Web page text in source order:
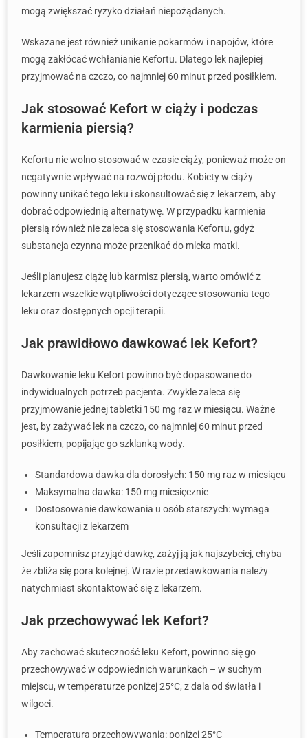
mogą zwiększać ryzyko działań niepożądanych.
Wskazane jest również unikanie pokarmów i napojów, które
mogą zakłócać wchłanianie Kefortu. Dlatego lek najlepiej
przyjmować na czczo, co najmniej 60 minut przed posiłkiem.
Jak stosować Kefort w ciąży i podczas
karmienia piersią?
Kefortu nie wolno stosować w czasie ciąży, ponieważ może on
negatywnie wpływać na rozwój płodu. Kobiety w ciąży
powinny unikać tego leku i skonsultować się z lekarzem, aby
dobrać odpowiednią alternatywę. W przypadku karmienia
piersią również nie zaleca się stosowania Kefortu, gdyż
substancja czynna może przenikać do mleka matki.
Jeśli planujesz ciążę lub karmisz piersią, warto omówić z
lekarzem wszelkie wątpliwości dotyczące stosowania tego
leku oraz dostępnych opcji terapii.
Jak prawidłowo dawkować lek Kefort?
Dawkowanie leku Kefort powinno być dopasowane do
indywidualnych potrzeb pacjenta. Zwykle zaleca się
przyjmowanie jednej tabletki 150 mg raz w miesiącu. Ważne
jest, by zażywać lek na czczo, co najmniej 60 minut przed
posiłkiem, popijając go szklanką wody.
Standardowa dawka dla dorosłych: 150 mg raz w miesiącu
Maksymalna dawka: 150 mg miesięcznie
Dostosowanie dawkowania u osób starszych: wymaga
konsultacji z lekarzem
Jeśli zapomnisz przyjąć dawkę, zażyj ją jak najszybciej, chyba
że zbliża się pora kolejnej. W razie przedawkowania należy
natychmiast skontaktować się z lekarzem.
Jak przechowywać lek Kefort?
Aby zachować skuteczność leku Kefort, powinno się go
przechowywać w odpowiednich warunkach – w suchym
miejscu, w temperaturze poniżej 25°C, z dala od światła i
wilgoci.
Temperatura przechowywania: poniżej 25°C